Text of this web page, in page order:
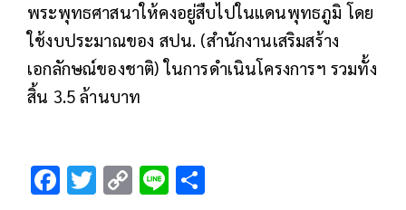
พระพุทธศาสนาให้คงอยู่สืบไปในแดนพุทธภูมิ โดย
ใช้งบประมาณของ สปน. (สำนักงานเสริมสร้าง
เอกลักษณ์ของชาติ) ในการดำเนินโครงการฯ รวมทั้ง
สิ้น 3.5 ล้านบาท
F T C Li